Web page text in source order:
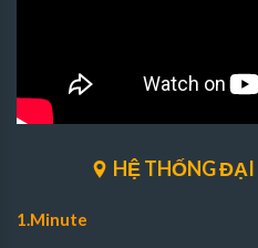
HỆ THỐNG ĐẠI
1.Minute